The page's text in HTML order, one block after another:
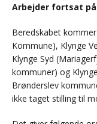
Arbejder fortsat
Beredskabet
Kommune), Klynge
Klynge Syd
kommuner) og
Brønderslev
ikke taget stilling til